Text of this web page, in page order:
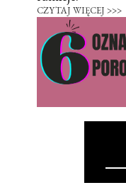
CZYTAJ WIĘCEJ >>>